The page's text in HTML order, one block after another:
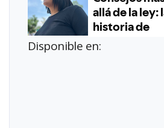
Disponible en: